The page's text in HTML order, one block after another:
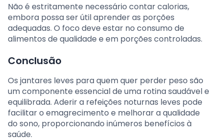
Não é estritamente necessário contar calorias,
embora possa ser útil aprender as porções
adequadas. O foco deve estar no consumo de
alimentos de qualidade e em porções controladas.
Conclusão
Os jantares leves para quem quer perder peso são
um componente essencial de uma rotina saudável e
equilibrada. Aderir a refeições noturnas leves pode
facilitar o emagrecimento e melhorar a qualidade
do sono, proporcionando inúmeros benefícios à
saúde.